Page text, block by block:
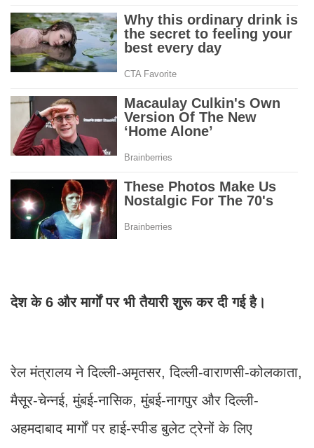
देश के 6 और मार्गों पर भी तैयारी शुरू कर दी गई है।
रेल मंत्रालय ने दिल्ली-अमृतसर, दिल्ली-वाराणसी-कोलकाता,
मैसूर-चेन्नई, मुंबई-नासिक, मुंबई-नागपुर और दिल्ली-
अहमदाबाद मार्गों पर हाई-स्पीड बुलेट ट्रेनों के लिए